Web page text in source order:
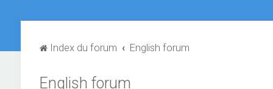
Index du forum English forum
English forum